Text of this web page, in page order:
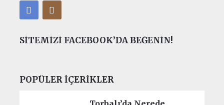
SITEMIZI FACEBOOK’DA BEĞENIN!
POPÜLER İÇERIKLER